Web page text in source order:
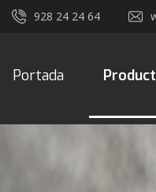
928 24 24 64
Portada